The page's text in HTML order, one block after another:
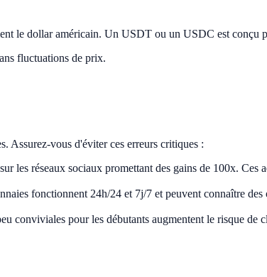
le dollar américain. Un USDT ou un USDC est conçu
fluctuations de prix.
Assurez-vous d'éviter ces erreurs critiques :
les réseaux sociaux promettant des gains de 100x.
fonctionnent 24h/24 et 7j/7 et peuvent connaître
conviviales pour les débutants augmentent le risque